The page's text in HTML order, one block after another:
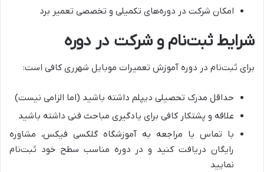
امکان شرکت در دوره‌های تکمیلی و تخصصی تعمیر برد
شرایط ثبت‌نام و شرکت در دوره
برای ثبت‌نام در دوره آموزش تعمیرات موبایل شهرری کافی است:
حداقل مدرک تحصیلی دیپلم داشته باشید (اما الزامی نیست)
علاقه و پشتکار کافی برای یادگیری مباحث فنی داشته باشید
با تماس یا مراجعه به آموزشگاه گلکسی فیکس، مشاوره
رایگان دریافت کنید و در دوره مناسب سطح خود ثبت‌نام
نمایید